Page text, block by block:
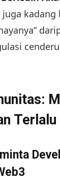
kadang
Terlalu